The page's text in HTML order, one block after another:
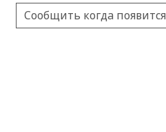
Сообщить когда появится